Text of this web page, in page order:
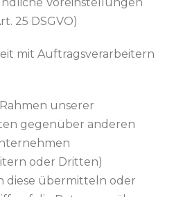
25 DSGVO)
mit Auftragsverarbeitern
unserer
gegenüber anderen
oder Dritten)
diese übermitteln oder